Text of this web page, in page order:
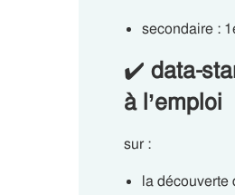
secondaire :
✔️ data-
à l’emploi
sur :
la découverte